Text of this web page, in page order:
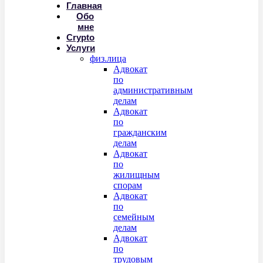
Главная
Обо
мне
Crypto
Услуги
физ.лица
Адвокат
по
административным
делам
Адвокат
по
гражданским
делам
Адвокат
по
жилищным
спорам
Адвокат
по
семейным
делам
Адвокат
по
трудовым